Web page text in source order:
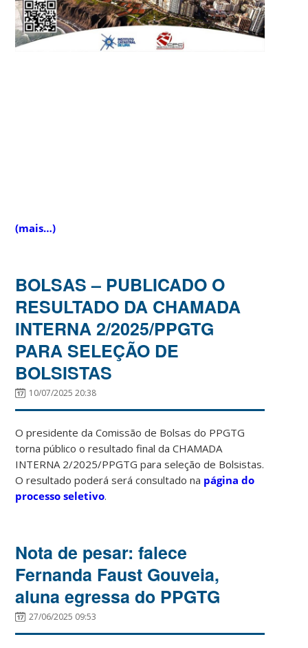
(mais…)
BOLSAS – PUBLICADO O
RESULTADO DA CHAMADA
INTERNA 2/2025/PPGTG
PARA SELEÇÃO DE
BOLSISTAS
10/07/2025 20:38
O presidente da Comissão de Bolsas do PPGTG
torna público o resultado final da CHAMADA
INTERNA 2/2025/PPGTG para seleção de Bolsistas.
O resultado poderá será consultado na página do
processo seletivo.
Nota de pesar: falece
Fernanda Faust Gouveia,
aluna egressa do PPGTG
27/06/2025 09:53